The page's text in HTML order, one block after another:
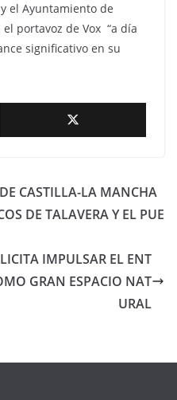
el Ayuntamiento de
portavoz de Vox “a día
significativo en su
CASTILLA-LA MANCHA
DE TALAVERA Y EL PUE
IMPULSAR EL ENT
GRAN ESPACIO NAT
URAL